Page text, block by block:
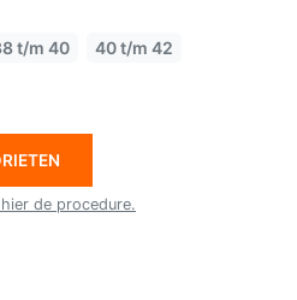
t/m 40
40 t/m 42
hier de procedure.